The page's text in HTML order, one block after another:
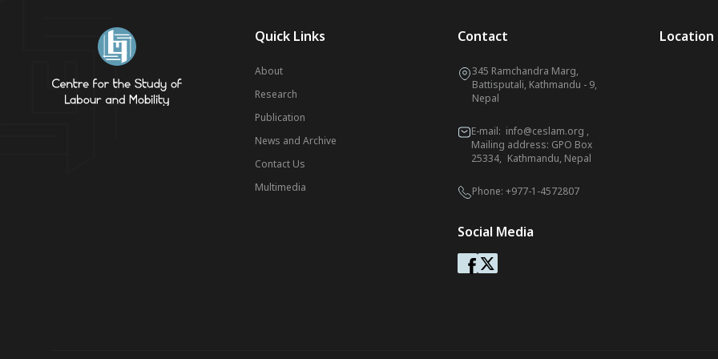
Quick Links
About
Research
Publication
News and Archive
Contact Us
Multimedia
Contact
345 Ramchandra Marg,
Battisputali, Kathmandu - 9,
Nepal
E-mail: info@ceslam.org ,
Mailing address: GPO Box
25334, Kathmandu, Nepal
Phone: +977-1-4572807
Social Media
Location